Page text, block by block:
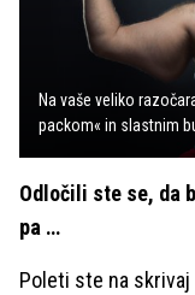
Na vaše veliko
packom« in slastnim
Odločili ste se, da
pa …
Poleti ste na